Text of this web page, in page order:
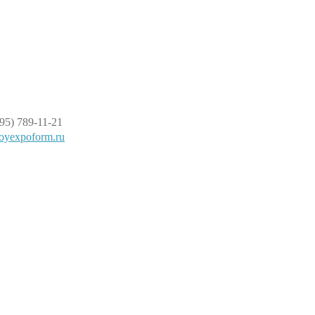
789-11-21